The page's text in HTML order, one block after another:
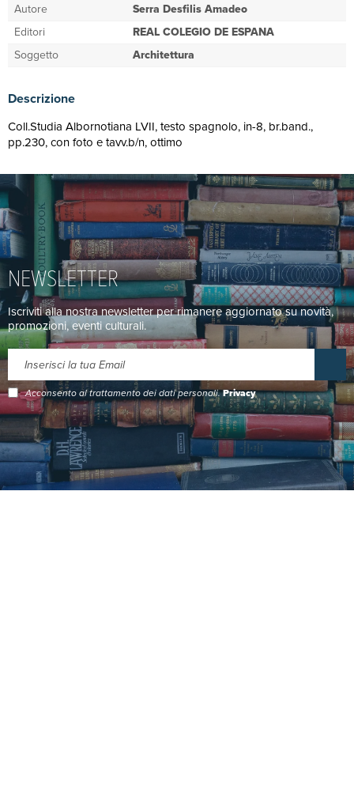
Autore
Serra Desfilis Amadeo
Editori
REAL COLEGIO DE ESPANA
Soggetto
Architettura
Descrizione
Coll.Studia Albornotiana LVII, testo spagnolo, in-8, br.band.,
pp.230, con foto e tavv.b/n, ottimo
NEWSLETTER
Iscriviti alla nostra newsletter per rimanere aggiornato su novità,
promozioni, eventi culturali.
Acconsento al trattamento dei dati personali.Privacy